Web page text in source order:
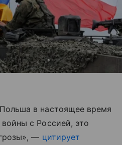
в настоящее время
с Россией, это
— цитирует